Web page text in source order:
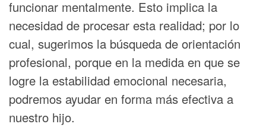
funcionar mentalmente. Esto implica la
necesidad de procesar esta realidad; por lo
cual, sugerimos la búsqueda de orientación
profesional, porque en la medida en que se
logre la estabilidad emocional necesaria,
podremos ayudar en forma más efectiva a
nuestro hijo.